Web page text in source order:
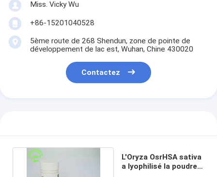
Miss. Vicky Wu
+86-15201040528
5ème route de 268 Shendun, zone de pointe de
développement de lac est, Wuhan, Chine 430020
Contactez
L'Oryza OsrHSA sativa
a lyophilisé la poudre